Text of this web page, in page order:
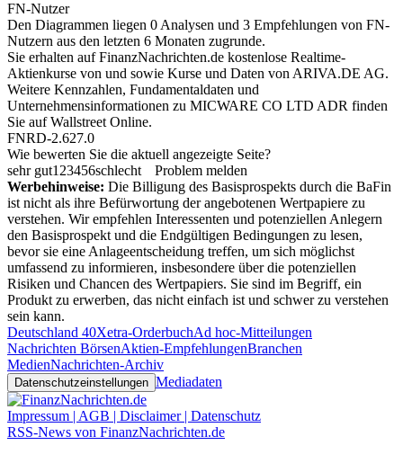
FN-Nutzer
Den Diagrammen liegen 0 Analysen und 3 Empfehlungen von FN-
Nutzern aus den letzten 6 Monaten zugrunde.
Sie erhalten auf FinanzNachrichten.de kostenlose Realtime-
Aktienkurse von und sowie Kurse und Daten von ARIVA.DE AG.
Weitere Kennzahlen, Fundamentaldaten und
Unternehmensinformationen zu MICWARE CO LTD ADR finden
Sie aufWallstreet Online.
FNRD-2.627.0
Wie bewerten Sie die aktuell angezeigte Seite?
sehr gut1 23456schlecht
Problem melden
Werbehinweise: Die Billigung des Basisprospekts durch die BaFin
ist nicht als ihre Befürwortung der angebotenen Wertpapiere zu
verstehen. Wir empfehlen Interessenten und potenziellen Anlegern
den Basisprospekt und die Endgültigen Bedingungen zu lesen,
bevor sie eine Anlageentscheidung treffen, um sich möglichst
umfassend zu informieren, insbesondere über die potenziellen
Risiken und Chancen des Wertpapiers. Sie sind im Begriff, ein
Produkt zu erwerben, das nicht einfach ist und schwer zu verstehen
sein kann.
Deutschland 40Xetra-OrderbuchAd hoc-Mitteilungen
Nachrichten BörsenAktien-EmpfehlungenBranchen
MedienNachrichten-Archiv
Datenschutzeinstellungen Mediadaten
Impressum | AGB | Disclaimer | Datenschutz
RSS-News von FinanzNachrichten.de